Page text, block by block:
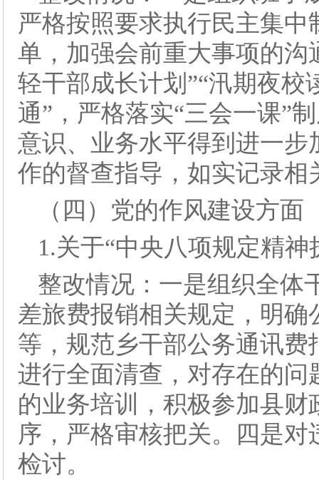
严格按照要求执行民主集
单，加强会前重大事项的沟
轻干部成长计划”“汛期夜校
通”，严格落实“三会一课”
意识、业务水平得到进一
作的督查指导，如实记录相
（四）党的作风建设方面
1.关于“中央八项规定精
整改情况：一是组织全体
差旅费报销相关规定，明
等，规范乡干部公务通讯
进行全面清查，对存在的
的业务培训，积极参加县
序，严格审核把关。四是
检讨。